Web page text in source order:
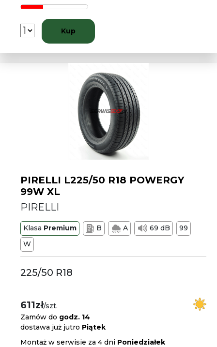
Kup
PIRELLI L225/50 R18 POWERGY
99W XL
PIRELLI
Klasa Premium B A 69 dB
99
W
225/50 R18
611zł/szt.
Zamów do godz. 14
dostawa już jutro Piątek
Montaż w serwisie za 4 dni Poniedziałek